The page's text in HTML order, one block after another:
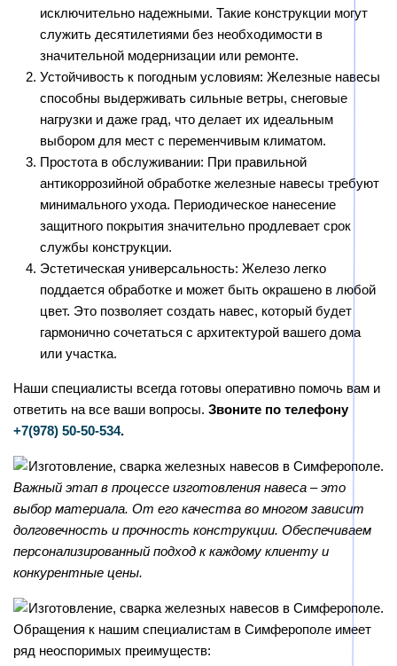
исключительно надежными. Такие конструкции могут
служить десятилетиями без необходимости в
значительной модернизации или ремонте.
Устойчивость к погодным условиям: Железные навесы
способны выдерживать сильные ветры, снеговые
нагрузки и даже град, что делает их идеальным
выбором для мест с переменчивым климатом.
Простота в обслуживании: При правильной
антикоррозийной обработке железные навесы требуют
минимального ухода. Периодическое нанесение
защитного покрытия значительно продлевает срок
службы конструкции.
Эстетическая универсальность: Железо легко
поддается обработке и может быть окрашено в любой
цвет. Это позволяет создать навес, который будет
гармонично сочетаться с архитектурой вашего дома
или участка.
Наши специалисты всегда готовы оперативно помочь вам и
ответить на все ваши вопросы. Звоните по телефону
+7(978) 50-50-534.
Важный этап в процессе изготовления навеса – это
выбор материала. От его качества во многом зависит
долговечность и прочность конструкции. Обеспечиваем
персонализированный подход к каждому клиенту и
конкурентные цены.
Обращения к нашим специалистам в Симферополе имеет
ряд неоспоримых преимуществ: